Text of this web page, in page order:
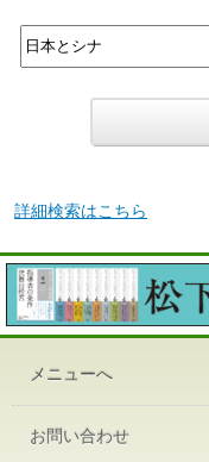
詳細検索はこちら
メニューへ
お問い合わせ